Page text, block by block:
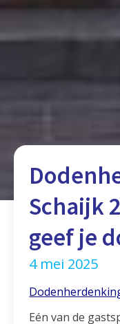
Schaijk
geef je
4 mei 2025
Eén van de